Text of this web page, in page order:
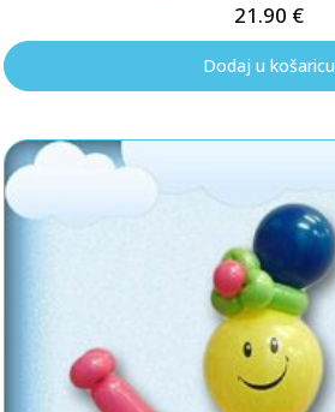
21.90 €
Dodaj u košaricu